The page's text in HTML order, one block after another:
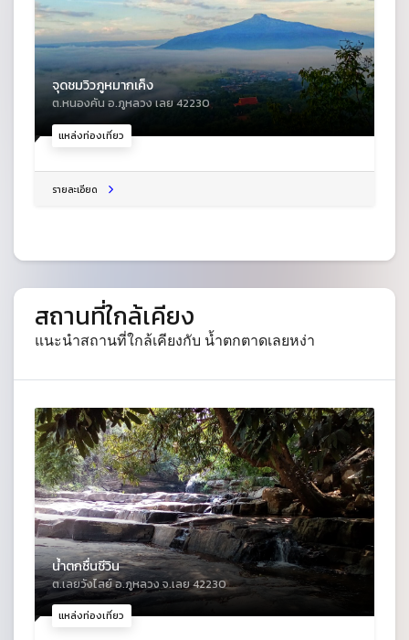
แหล่งท่องเที่ยว
จุดชมวิวภูหมากเค็ง
ต.หนองคัน อ.ภูหลวง เลย 42230
รายละเอียด
สถานที่ใกล้เคียง
แนะนำสถานที่ใกล้เคียงกับ น้ำตกตาดเลยหง่า
แหล่งท่องเที่ยว
น้ำตกชื่นชีวิน
ต.เลยวังไสย์ อ.ภูหลวง จ.เลย 42230